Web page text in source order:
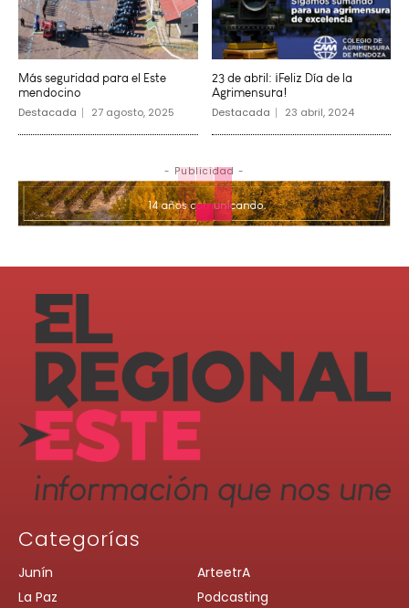
Más seguridad para el Este
mendocino
Destacada 27 agosto, 2025
23 de abril: ¡Feliz Día de la
Agrimensura!
Destacada 23 abril, 2024
- Publicidad -
Categorías
Junín
La Paz
ArteetrA
Podcasting